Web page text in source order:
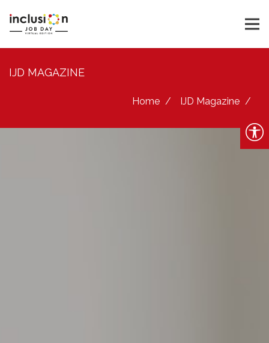
IJD MAGAZINE
Home IJD Magazine